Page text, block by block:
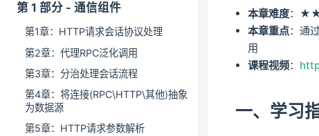
第 1 部分 - 通信组件
第1章：HTTP请求会话协议处理
第2章：代理RPC泛化调用
第3章：分治处理会话流程
第4章：将连接(RPC\HTTP\其他)抽象
为数据源
第5章：HTTP请求参数解析
本章难度：
本章重点：通
用
课程视频：
一、学习